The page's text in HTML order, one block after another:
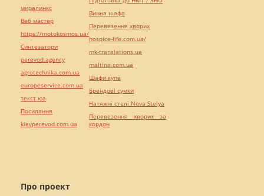
Про проект
миралинкс
Веб мастер
https://motokosmos.ua/
Синтезатори
perevod.agency
agrotechnika.com.ua
europeservice.com.ua
текст юа
Посилання
kievperevod.com.ua
Винна шафа
Перевезення хворих
hospice-life.com.ua/
mk-translations.ua
maltina.com.ua
Шафи купе
Брендові сумки
Натяжні стелі Nova Stelya
Перевезення хворих за
кордон